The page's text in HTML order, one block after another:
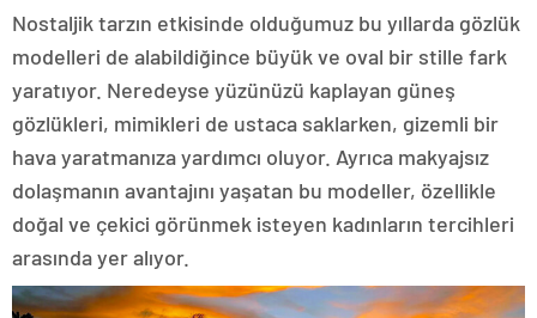
Nostaljik tarzın etkisinde olduğumuz bu yıllarda gözlük
modelleri de alabildiğince büyük ve oval bir stille fark
yaratıyor. Neredeyse yüzünüzü kaplayan güneş
gözlükleri, mimikleri de ustaca saklarken, gizemli bir
hava yaratmanıza yardımcı oluyor. Ayrıca makyajsız
dolaşmanın avantajını yaşatan bu modeller, özellikle
doğal ve çekici görünmek isteyen kadınların tercihleri
arasında yer alıyor.